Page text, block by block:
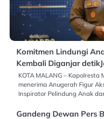
Komitmen Lindungi
Kembali Diganjar
KOTA MALANG –
menerima Anugerah Figur
Inspirator Pelindung Anak
Gandeng Dewan Pers